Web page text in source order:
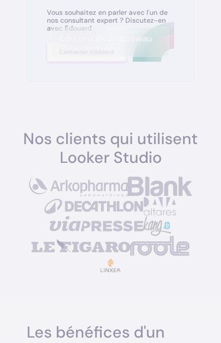
Vous souhaitez en parler avec l’un de
nos consultant expert ? Discutez-en
avec Edouard.
Contacter Edouard
Edouard de Joussineau
Nos clients qui utilisent
Looker Studio
Les bénéfices d'un